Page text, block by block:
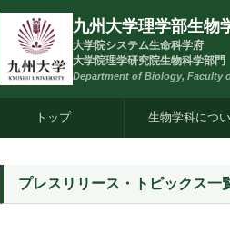
九州大学理学部生物
大学院システム生命科学府
大学院理学研究院生物科学部門
Department of Biology, Faculty
トップ 生物学科につ
プレスリリース・トピックス一